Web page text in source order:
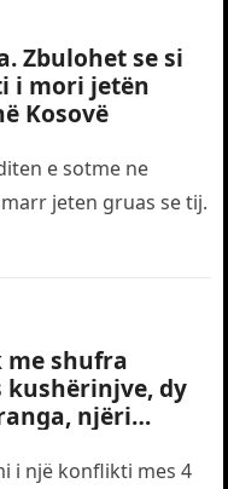
Zbulohet se si
i mori jetën
Kosovë
e sotme ne
jeten gruas se tij.
shufra
dy
njëri
i një konflikti mes 4